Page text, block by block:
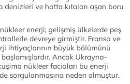
denizleri ve hatta kıtaları aşan boru
enerji; gelişmiş ülkelerde peş
devreye girmiştir. Fransa ve
ihtiyaçlarının büyük bölümünü
Ancak Ukrayna-
nükleer faciaları bu enerji
sorgulanmasına neden olmuştur.